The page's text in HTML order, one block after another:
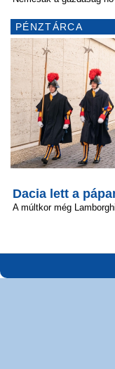
PÉNZTÁRCA
Dacia lett a
A múltkor még